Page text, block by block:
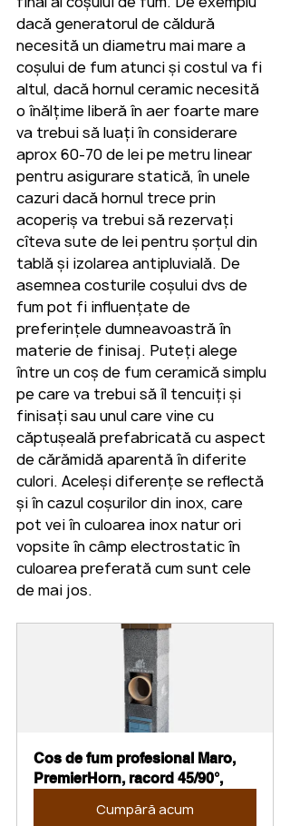
dacă generatorul de căldură
necesită un diametru mai mare a
coșului de fum atunci și costul va fi
altul, dacă hornul ceramic necesită
o înălțime liberă în aer foarte mare
va trebui să luați în considerare
aprox 60-70 de lei pe metru linear
pentru asigurare statică, în unele
cazuri dacă hornul trece prin
acoperiș va trebui să rezervați
cîteva sute de lei pentru șorțul din
tablă și izolarea antipluvială. De
asemnea costurile coșului dvs de
fum pot fi influențate de
preferințele dumneavoastră în
materie de finisaj. Puteți alege
între un coș de fum ceramică simplu
pe care va trebui să îl tencuiți și
finisați sau unul care vine cu
căptușeală prefabricată cu aspect
de cărămidă aparentă în diferite
culori. Aceleși diferențe se reflectă
și în cazul coșurilor din inox, care
pot vei în culoarea inox natur ori
vopsite în câmp electrostatic în
culoarea preferată cum sunt cele
de mai jos.
Cos de fum profesional Maro,
PremierHorn, racord 45/90°,
Cumpără acum